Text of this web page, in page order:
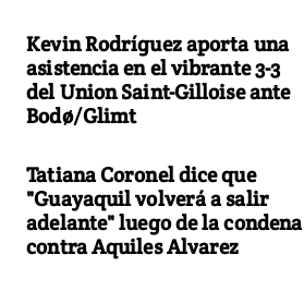
Kevin Rodríguez aporta una
asistencia en el vibrante 3-3
del Union Saint-Gilloise ante
Bodø/Glimt
Tatiana Coronel dice que
"Guayaquil volverá a salir
adelante" luego de la condena
contra Aquiles Alvarez